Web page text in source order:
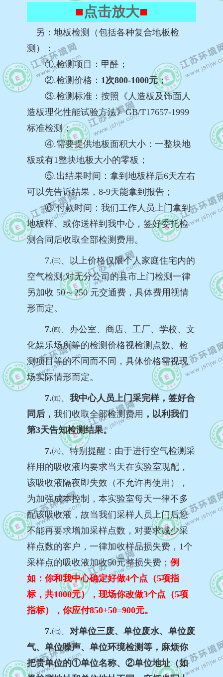
■点击放大■
另： 地板检测（包括各种复合地板检
测）
：
①.检测项目：甲醛；
②.检测价格 ： 1次800-1000元；
③.检测标准：按照《人造板及饰面人
造板理化性能试验方法》GB/T17657-1999
标准检测；
④.需要提供地板面积大小：一整块地
板或有1整块地板大小的零板；
⑤.出结果时间：拿到地板样后6天左右
可以先告诉结果，8-9天能拿到报告；
⑥.付款时间：我们工作人员上门拿到
地板样、或你送样到我中心，签好委托检
测合同后收取全部检测费用。
7.㈢、
以上价格仅限个人家庭住宅内的
空气检测;对无分公司的县市上门检测一律
另加收 50～250 元交通费，具体费用视情
形而定。
7.㈣、办公室、商店、工厂、学校、文
化娱乐场所等的检测价格视检测点数、检
测项目等的不同而不同，具体价格需视现
场实际情形而定。
7.㈤、 我中心人员上门采完样，签好合
同后， 我们收取全部检测费用 ，以利我们
第3天告知检测结果。
7.㈥、特别提醒 ：由于进行空气检测采
样用的吸收液均要求当天在实验室现配，
该吸收液隔夜即失效（不允许再使用），
为加强成本控制，本实验室每天一律不多
配该吸收液，故当我们采样人员上门后您
不能再要求增加采样点数，对要求减少采
样点数的客户，一律加收样品损失费，1个
采样点的吸收液加收50元整损失费； 例
如：你和我中心确定好做4个点（5项指
标，共1000元），现场你改做3个点（5项
指标），你应付850+50=900元。
7.㈦、 对单位三废、单位废水、单位废
气、单位噪声、单位环境检测等，麻烦你
把贵单位的①单位名称、②单位地址（如